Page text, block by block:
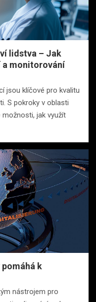
lidstva – Jak
a monitorování
jsou klíčové pro kvalitu
S pokroky v oblasti
jak využít
k
nástrojem pro